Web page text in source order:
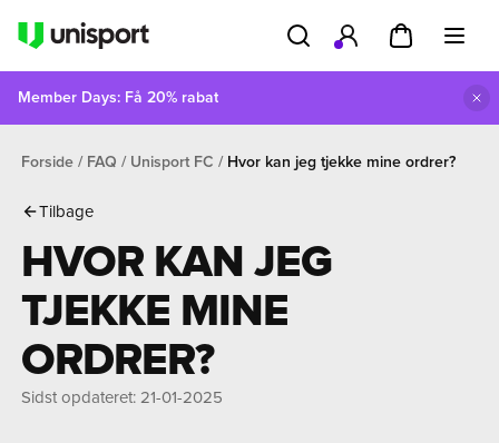
Member Days: Få 20% rabat
Forside FAQ Unisport FC Hvor kan jeg tjekke mine ordrer?
Tilbage
HVOR KAN JEG
TJEKKE MINE
ORDRER?
Sidst opdateret: 21-01-2025